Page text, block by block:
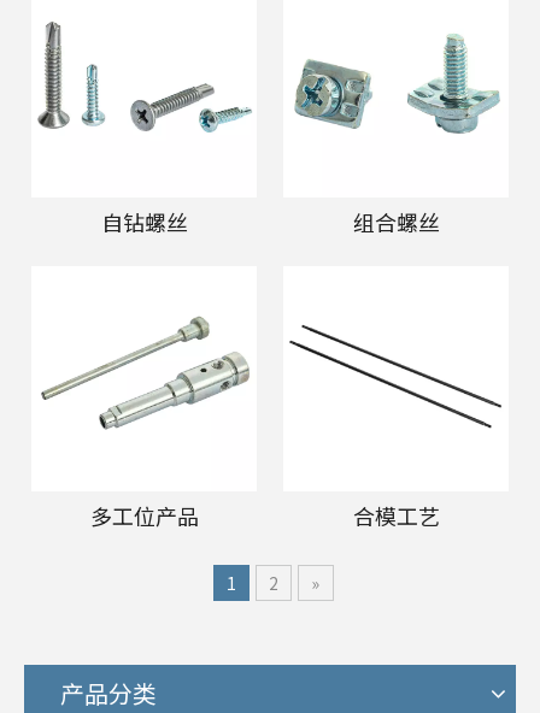
自钻螺丝 组合螺丝
多工位产品 合模工艺
1 2 »
产品分类